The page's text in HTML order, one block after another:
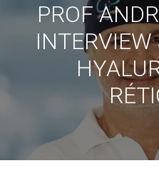
La régénération dentaire
Produits
A propos de Regedent
PROF
INTERVIEW